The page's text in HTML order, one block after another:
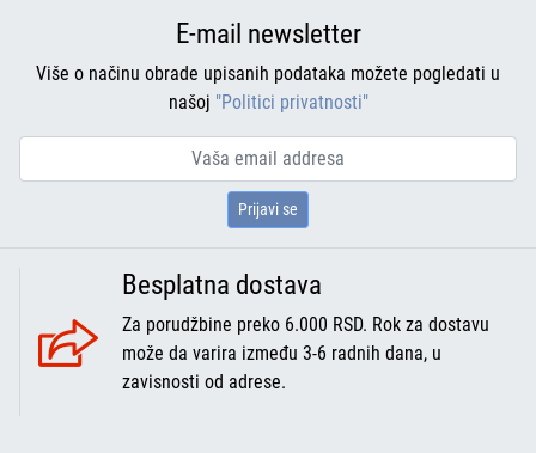
E-mail newsletter
Više o načinu obrade upisanih podataka možete pogledati u
našoj "Politici privatnosti"
Prijavi se
Besplatna dostava
Za porudžbine preko 6.000 RSD. Rok za dostavu
može da varira između 3-6 radnih dana, u
zavisnosti od adrese.